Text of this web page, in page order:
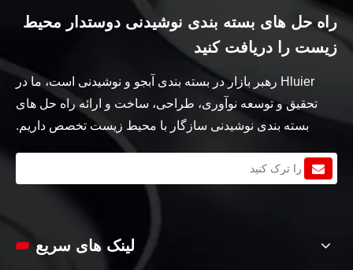
راه حل های بسته بندی نوشیدنی دوستدار محیط
زیست را دریافت کنید
Hluier رهبر بازار در بسته بندی آبجو و نوشیدنی است، ما در
تحقیق و توسعه نوآوری، طراحی، ساخت و ارائه راه حل های
بسته بندی نوشیدنی سازگار با محیط زیست تخصص داریم.
لینک های سریع